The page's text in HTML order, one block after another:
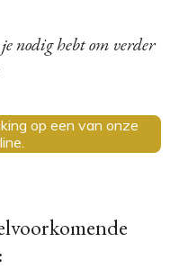
nodig hebt om verder
op een van onze